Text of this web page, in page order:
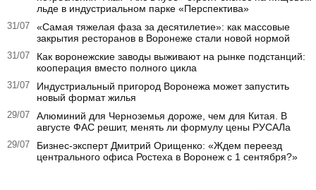
льде в индустриальном парке «Перспектива»
31/07
«Самая тяжелая фаза за десятилетие»: как массовые
закрытия ресторанов в Воронеже стали новой нормой
31/07
Как воронежские заводы выживают на рынке подстанций:
кооперация вместо полного цикла
31/07
Индустриальный пригород Воронежа может запустить
новый формат жилья
29/07
Алюминий для Черноземья дороже, чем для Китая. В
августе ФАС решит, менять ли формулу цены РУСАЛа
29/07
Бизнес-эксперт Дмитрий Орищенко: «Ждем переезд
центрального офиса Ростеха в Воронеж с 1 сентября?»